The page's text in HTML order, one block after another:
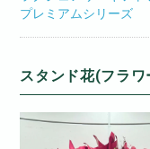
プレミアムシリーズ
スタンド花(フラ